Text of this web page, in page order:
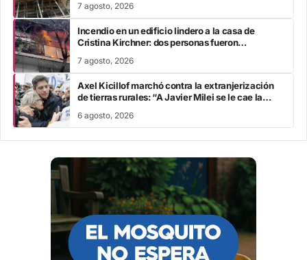
7 agosto, 2026
Incendio en un edificio lindero a la casa de
Cristina Kirchner: dos personas fueron
7 agosto, 2026
Axel Kicillof marchó contra la extranjerización
de tierras rurales: “A Javier Milei se le cae la
6 agosto, 2026